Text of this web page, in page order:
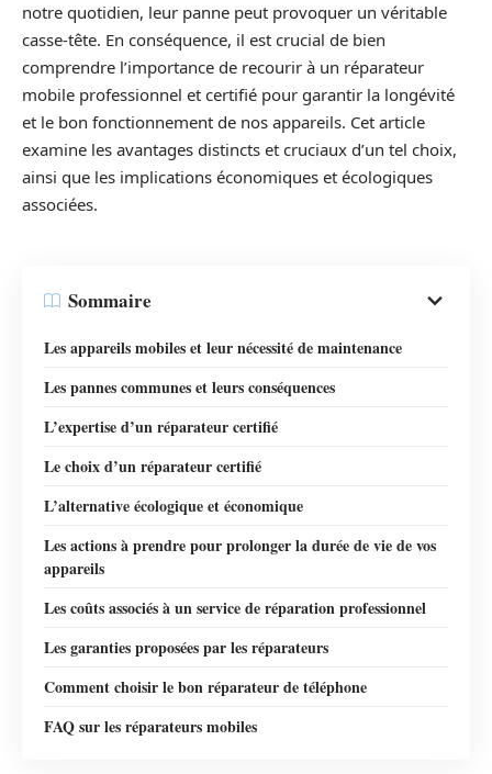
notre quotidien, leur panne peut provoquer un véritable
casse-tête. En conséquence, il est crucial de bien
comprendre l’importance de recourir à un réparateur
mobile professionnel et certifié pour garantir la longévité
et le bon fonctionnement de nos appareils. Cet article
examine les avantages distincts et cruciaux d’un tel choix,
ainsi que les implications économiques et écologiques
associées.
Sommaire
Les appareils mobiles et leur nécessité de maintenance
Les pannes communes et leurs conséquences
L’expertise d’un réparateur certifié
Le choix d’un réparateur certifié
L’alternative écologique et économique
Les actions à prendre pour prolonger la durée de vie de vos
appareils
Les coûts associés à un service de réparation professionnel
Les garanties proposées par les réparateurs
Comment choisir le bon réparateur de téléphone
FAQ sur les réparateurs mobiles